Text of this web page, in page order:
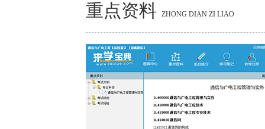
重点资料 ZHONG DIAN ZI LIAO